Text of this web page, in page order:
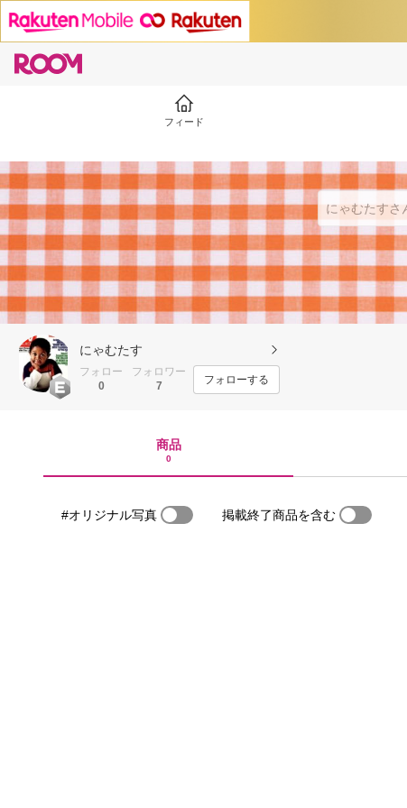
フィード
にゃむたす
フォロー
0
フォロワー
7
フォローする
商品
0
#オリジナル写真 掲載終了商品を含む